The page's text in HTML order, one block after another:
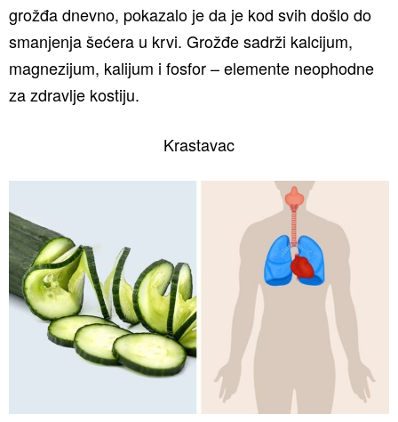
grožđa dnevno, pokazalo je da je kod svih došlo do
smanjenja šećera u krvi. Grožđe sadrži kalcijum,
magnezijum, kalijum i fosfor – elemente neophodne
za zdravlje kostiju.
Krastavac